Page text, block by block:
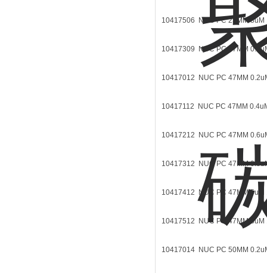
10417506 NUC PC 25MM 8uM
10417309 NUC PC 37MM
10417012 NUC PC 47MM
10417112 NUC PC 47MM
10417212 NUC PC 47MM
10417312 NUC PC 47MM
10417412 NUC PC 47MM 5uM
10417512 NUC PC 47MM 8uM
10417014 NUC PC 50MM